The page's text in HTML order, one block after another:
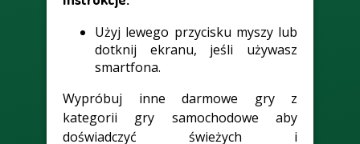
Użyj lewego przycisku myszy lub
dotknij ekranu, jeśli używasz
smartfona.
Wypróbuj inne darmowe gry z
kategorii gry samochodowe aby
doświadczyć świeżych i